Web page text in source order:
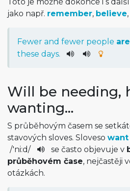
jako např. remember, believe,
Fewer and fewer people are
these days.
Will be needing,
wanting…
S průběhovým časem se
stavových sloves. Sloveso want
/'ni:d/ se často objevuje v
průběhovém čase, nejčastěji
otázkách.